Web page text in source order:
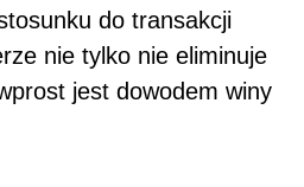
do transakcji
nie tylko nie eliminuje
jest dowodem winy